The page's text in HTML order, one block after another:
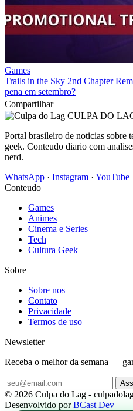
Games
Trails in the Sky 2nd Chapter
pena em setembro?
Compartilhar
CULPA DO
Portal brasileiro de noticias sobre
geek. Conteudo diario com
nerd.
WhatsApp · Instagram · YouTube
Conteudo
Games
Animes
Cinema e Series
Tech
Cultura Geek
Sobre
Sobre nos
Contato
Privacidade
Termos de uso
Newsletter
Receba o melhor da semana —
© 2026 Culpa do Lag -
Desenvolvido porBCast Dev